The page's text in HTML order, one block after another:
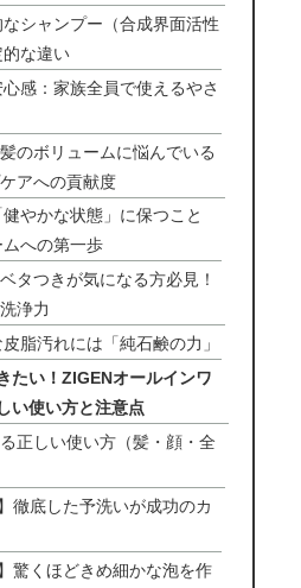
シャンプー（合成界面活性
な違い
感：家族全員で使えるやさ
のボリュームに悩んでいる
アへの貢献度
やかな状態」に保つこと
への第一歩
タつきが気になる方必見！
浄力
脂汚れには「純石鹸の力」
たい！ZIGENオールインワ
い使い方と注意点
正しい使い方（髪・顔・全
徹底した予洗いが成功のカ
驚くほどきめ細かな泡を作